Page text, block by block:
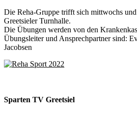
Die Reha-Gruppe trifft sich mittwochs
Greetsieler Turnhalle.
Die Übungen werden von den
Übungsleiter und Ansprechpartner sind:
Jacobsen
Sparten TV Greetsiel